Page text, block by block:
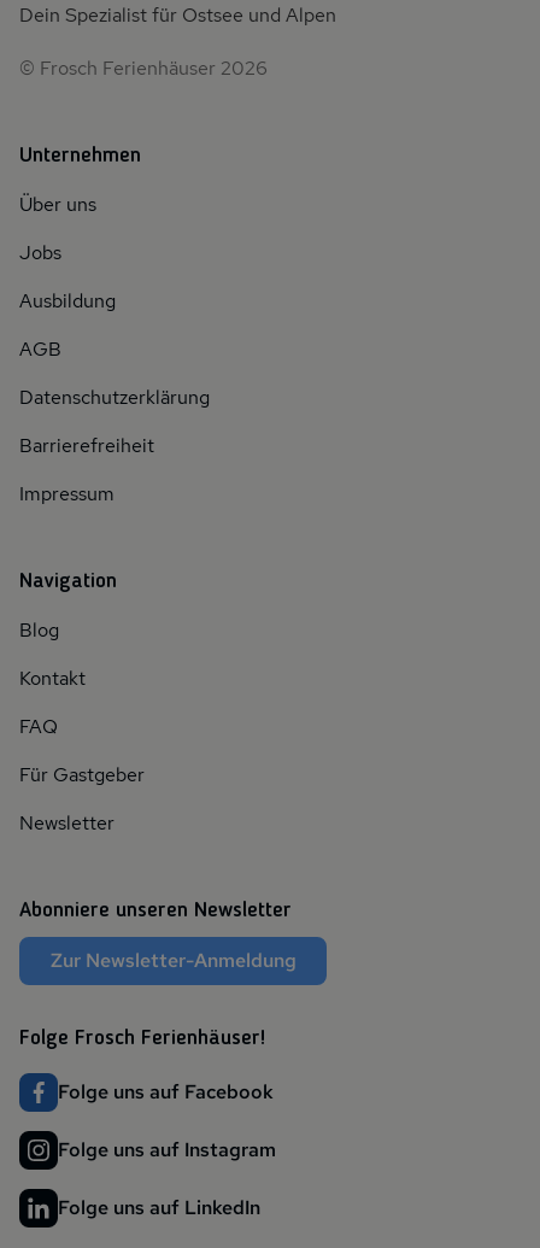
Dein Spezialist für Ostsee und Alpen
© Frosch Ferienhäuser 2026
Unternehmen
Über uns
Jobs
Ausbildung
AGB
Datenschutzerklärung
Barrierefreiheit
Impressum
Navigation
Blog
Kontakt
FAQ
Für Gastgeber
Newsletter
Abonniere unseren Newsletter
Zur Newsletter-Anmeldung
Folge Frosch Ferienhäuser!
Folge uns auf Facebook
Folge uns auf Instagram
Folge uns auf LinkedIn